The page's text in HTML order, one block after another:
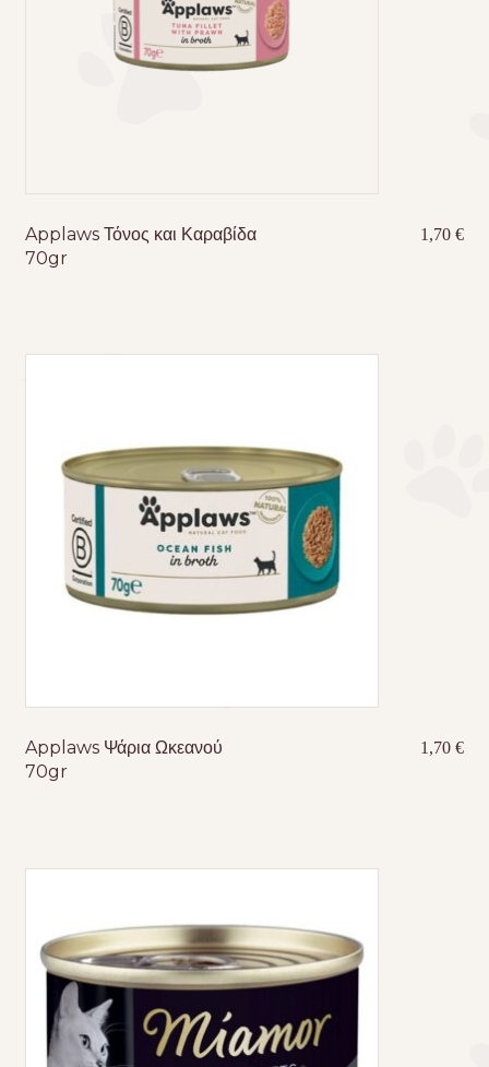
Applaws Τόνος και Καραβίδα
70gr
1,70€
Applaws Ψάρια Ωκεανού
70gr
1,70€